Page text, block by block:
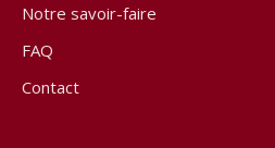
Notre savoir-faire
FAQ
Contact